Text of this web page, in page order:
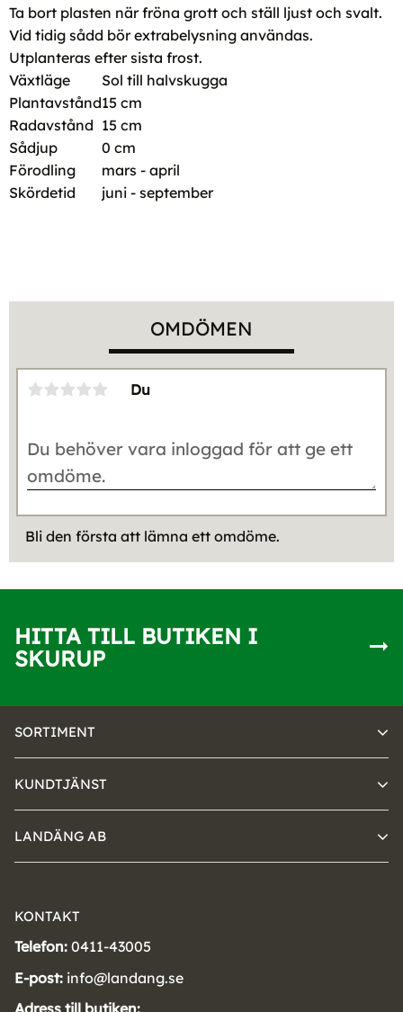
Ta bort plasten när fröna grott och ställ ljust och svalt.
Vid tidig sådd bör extrabelysning användas.
Utplanteras efter sista frost.
Växtläge
Sol till halvskugga
Plantavstånd15 cm
Radavstånd 15 cm
Sådjup
0 cm
Förodling
mars - april
Skördetid
juni - september
OMDÖMEN
Du
Bli den första att lämna ett omdöme.
HITTA TILL BUTIKEN I
SKURUP
SORTIMENT
KUNDTJÄNST
LANDÄNG AB
KONTAKT
Telefon: 0411-43005
E-post: info@landang.se